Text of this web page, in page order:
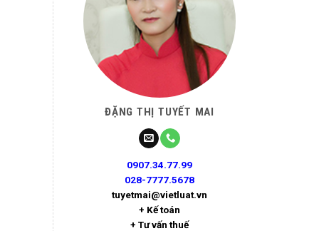
ĐẶNG THỊ TUYẾT MAI
0907.34.77.99
028-7777.5678
tuyetmai@vietluat.vn
+ Kế toán
+ Tư vấn thuế